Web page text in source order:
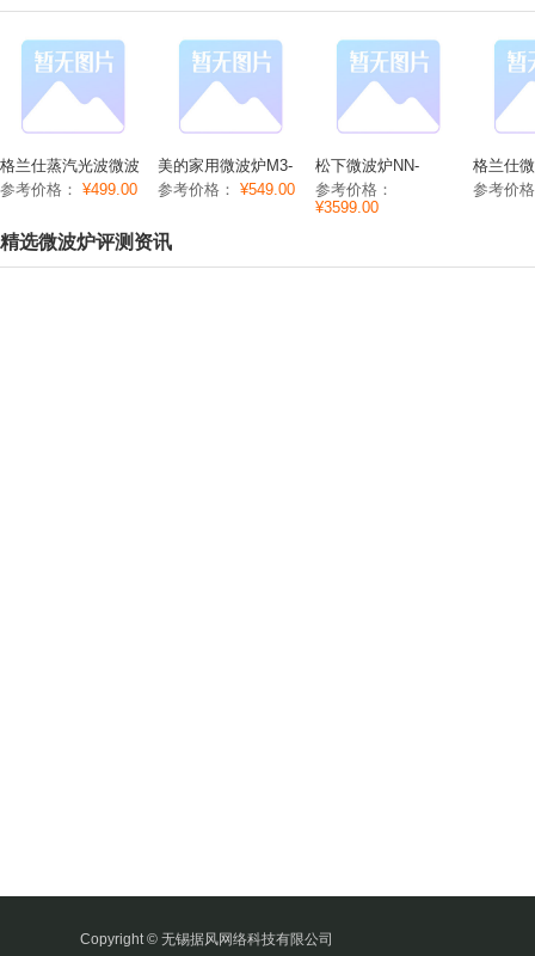
格兰仕蒸汽光波微波
炉G80F23CN1***
(S0)
参考价格： ¥499.00
美的家用微波炉M3-
L233B功能/参数/价
格
参考价格： ¥549.00
松下微波炉NN-
DS59JB功能/参数/价
格
参考价格：
¥3599.00
格兰仕
参考价
精选微波炉评测资讯
Copyright © 无锡据风网络科技有限公司